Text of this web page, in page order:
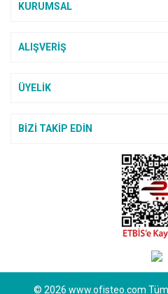
KURUMSAL
ALIŞVERİŞ
ÜYELİK
BİZİ TAKİP EDİN
© 2026 www.ofisteo.com Tüm